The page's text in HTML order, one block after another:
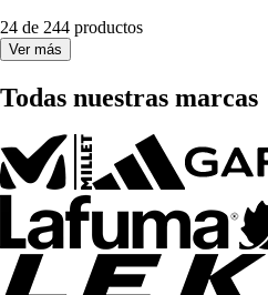
24 de 244 productos
Ver más
Todas nuestras marcas